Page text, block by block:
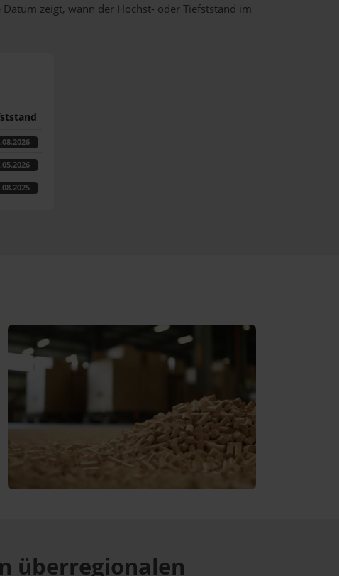
Datum zeigt, wann der Höchst- oder Tiefststand im
überregionalen